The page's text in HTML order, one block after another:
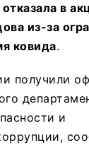
в
из-за
ковида.
получили
и